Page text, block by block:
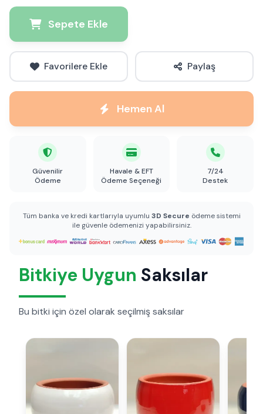
Sepete Ekle
Favorilere Ekle Paylaş
Hemen Al
Güvenilir
Ödeme
Havale & EFT
Ödeme Seçeneği
7/24
Destek
Tüm banka ve kredi kartlarıyla uyumlu 3D Secure ödeme sistemi
ile güvenle ödemenizi yapabilirsiniz.
Bitkiye Uygun Saksılar
Bu bitki için özel olarak seçilmiş saksılar